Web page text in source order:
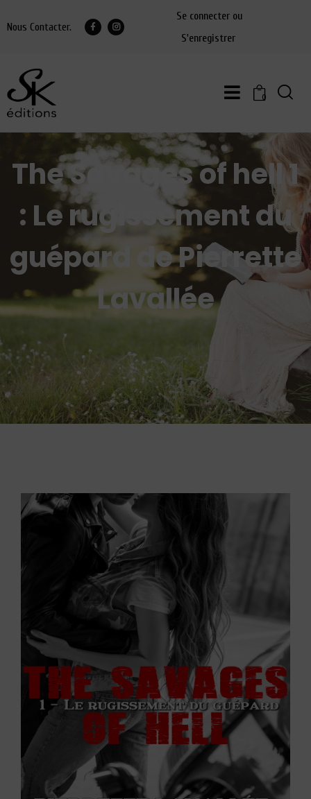
Nous Contacter.
Se connecter ou
S'enregistrer
0
The Savages of hell 1
: Le rugissement du
guépard de Pierrette
Lavallée